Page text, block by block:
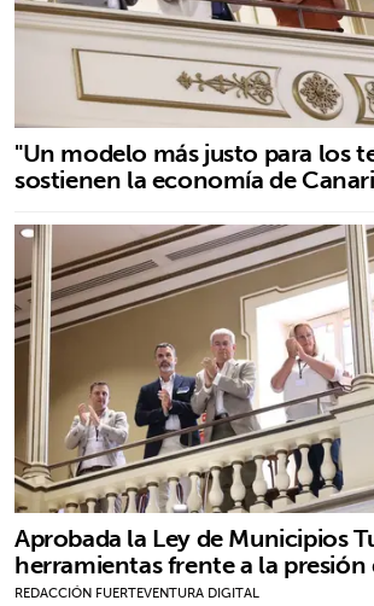
"Un modelo más justo para los
sostienen la economía de
Aprobada la Ley de Municipios
herramientas frente a la
REDACCIÓN FUERTEVENTURA DIGITAL